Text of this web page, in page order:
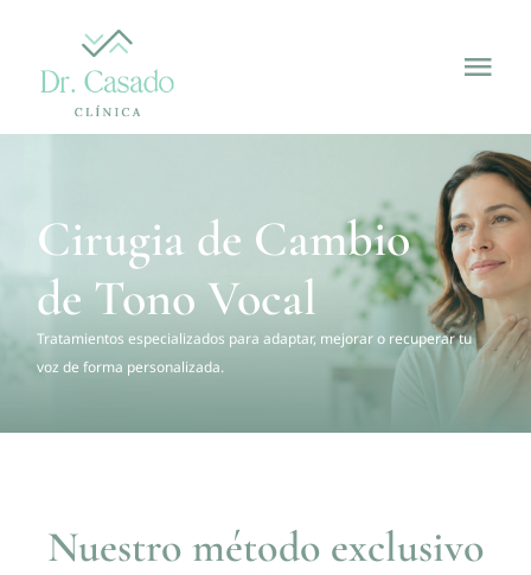
content
¿Quieres feminizar tu voz?
Servicios
Nosotros
Contacto
Cirugia de Cambio
de Tono Vocal
Tratamientos especializados para adaptar, mejorar o recuperar tu
voz de forma personalizada.
Nuestro método exclusivo